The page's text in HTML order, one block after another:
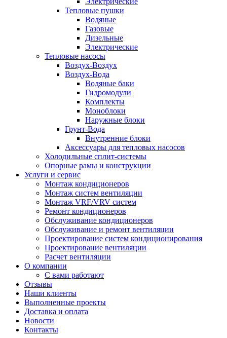
Тепловые пушки
Водяные
Газовые
Дизельные
Электрические
Тепловые насосы
Воздух-Воздух
Воздух-Вода
Водяные баки
Гидромодули
Комплекты
Моноблоки
Наружные блоки
Грунт-Вода
Внутренние блоки
Аксессуары для тепловых насосов
Холодильные сплит-системы
Опорные рамы и конструкции
Услуги и сервис
Монтаж кондиционеров
Монтаж систем вентиляции
Монтаж VRF/VRV систем
Ремонт кондиционеров
Обслуживание кондиционеров
Обслуживание и ремонт вентиляции
Проектирование систем кондиционирования
Проектирование вентиляции
Расчет вентиляции
О компании
С вами работают
Отзывы
Наши клиенты
Выполненные проекты
Доставка и оплата
Новости
Контакты